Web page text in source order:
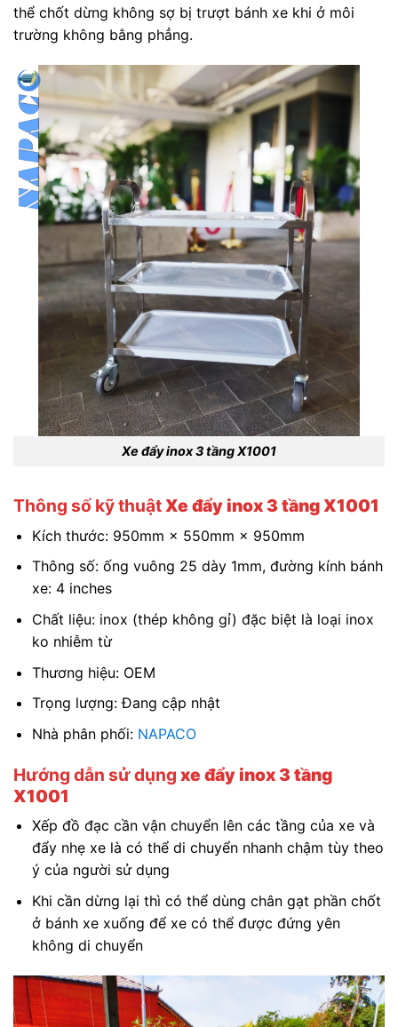
thể chốt dừng không sợ bị trượt bánh xe khi ở môi
trường không bằng phẳng.
Xe đẩy inox 3 tầng X1001
Thông số kỹ thuậtXe đẩy inox 3 tầng X1001
Kích thước: 950mm × 550mm × 950mm
Thông số: ống vuông 25 dày 1mm, đường kính bánh
xe: 4 inches
Chất liệu: inox (thép không gỉ) đặc biệt là loại inox
ko nhiễm từ
Thương hiệu: OEM
Trọng lượng: Đang cập nhật
Nhà phân phối: NAPACO
Hướng dẫn sử dụng xe đẩy inox 3 tầng
X1001
Xếp đồ đạc cần vận chuyển lên các tầng của xe và
đẩy nhẹ xe là có thể di chuyển nhanh chậm tùy theo
ý của người sử dụng
Khi cần dừng lại thì có thể dùng chân gạt phần chốt
ở bánh xe xuống để xe có thể được đứng yên
không di chuyển